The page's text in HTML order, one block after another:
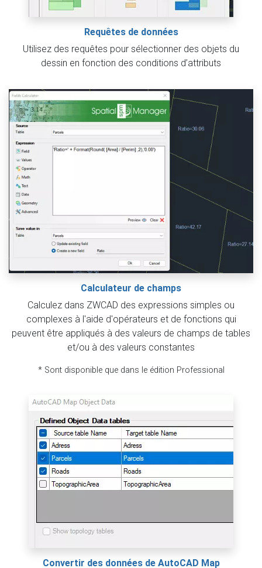
Requêtes de données
Utilisez des requêtes pour sélectionner des objets du
dessin en fonction des conditions d’attributs
Calculateur de champs
Calculez dans ZWCAD des expressions simples ou
complexes à l'aide d'opérateurs et de fonctions qui
peuvent être appliqués à des valeurs de champs de tables
et/ou à des valeurs constantes
* Sont disponible que dans le édition Professional
Convertir des données de AutoCAD Map